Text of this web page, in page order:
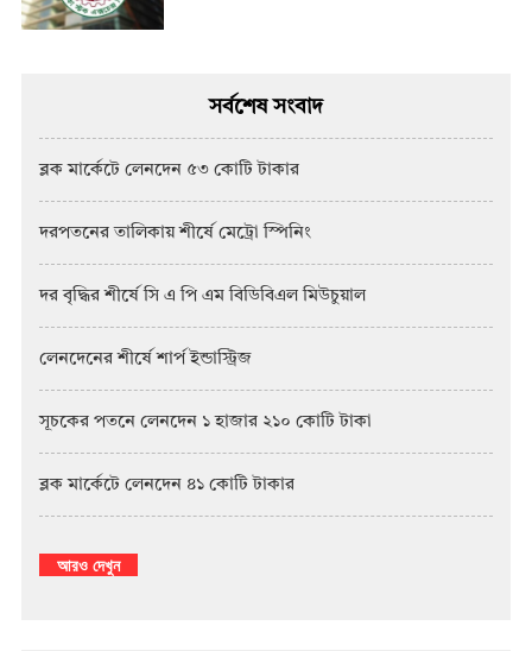
সর্বশেষ সংবাদ
ব্লক মার্কেটে লেনদেন ৫৩ কোটি টাকার
দরপতনের তালিকায় শীর্ষে মেট্রো স্পিনিং
দর বৃদ্ধির শীর্ষে সি এ পি এম বিডিবিএল মিউচুয়াল
লেনদেনের শীর্ষে শার্প ইন্ডাস্ট্রিজ
সূচকের পতনে লেনদেন ১ হাজার ২১০ কোটি টাকা
ব্লক মার্কেটে লেনদেন ৪১ কোটি টাকার
আরও দেখুন